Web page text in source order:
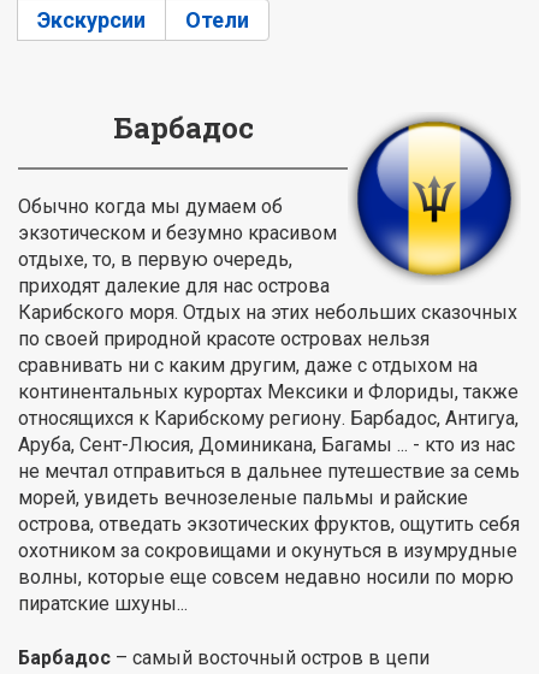
Экскурсии
Отели
Барбадос
Обычно когда мы думаем об
экзотическом и безумно красивом
отдыхе, то, в первую очередь,
приходят далекие для нас острова
Карибского моря. Отдых на этих небольших сказочных
по своей природной красоте островах нельзя
сравнивать ни с каким другим, даже с отдыхом на
континентальных курортах Мексики и Флориды, также
относящихся к Карибскому региону. Барбадос, Антигуа,
Аруба, Сент-Люсия, Доминикана, Багамы ... - кто из нас
не мечтал отправиться в дальнее путешествие за семь
морей, увидеть вечнозеленые пальмы и райские
острова, отведать экзотических фруктов, ощутить себя
охотником за сокровищами и окунуться в изумрудные
волны, которые еще совсем недавно носили по морю
пиратские шхуны...
Барбадос – самый восточный остров в цепи